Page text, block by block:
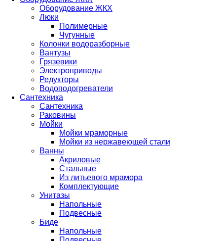
Оборудование ЖКХ
Люки
Полимерные
Чугунные
Колонки водоразборные
Вантузы
Грязевики
Электроприводы
Редукторы
Водоподогреватели
Сантехника
Сантехника
Раковины
Мойки
Мойки мраморные
Мойки из нержавеющей стали
Ванны
Акриловые
Стальные
Из литьевого мрамора
Комплектующие
Унитазы
Напольные
Подвесные
Биде
Напольные